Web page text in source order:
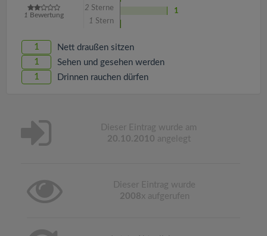
1 Bewertung
2 Sterne
1
1 Stern
1 Nett draußen sitzen
1 Sehen und gesehen werden
1 Drinnen rauchen dürfen
Dieser Eintrag wurde am
20.10.2010 angelegt
Dieser Eintrag wurde
2008x aufgerufen